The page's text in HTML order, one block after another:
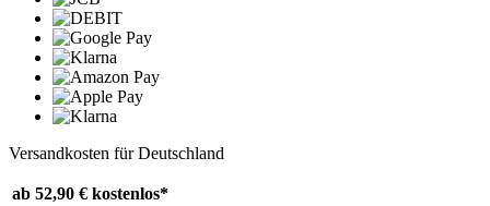
Versandkosten für Deutschland
ab 52,90 € kostenlos*